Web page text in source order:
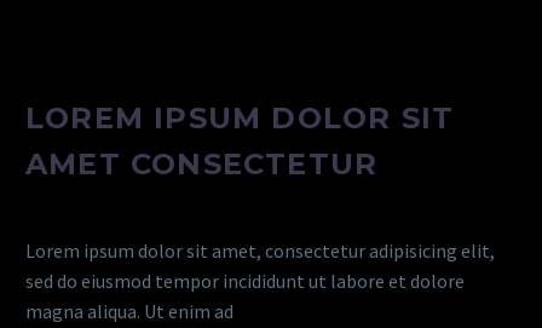
UT ET VEHICULA LIGULA, VEL
tincidunt. Cras mollis lacus ac quam sagittis, eget feugiat
ipsum porta.
UT ET VEHICULA LIGULA, VEL
LOREM IPSUM DOLOR SIT
AMET CONSECTETUR
Lorem ipsum dolor sit amet, consectetur adipisicing elit,
sed do eiusmod tempor incididunt ut labore et dolore
magna aliqua. Ut enim ad